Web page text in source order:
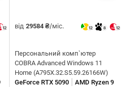
12 від 29584 ₴/міс. 12 8 12
Персональний комп`ютер
COBRA Advanced Windows 11
Home (A795X.32.S5.59.26166W)
GeForce RTX 5090
AMD Ryzen 9